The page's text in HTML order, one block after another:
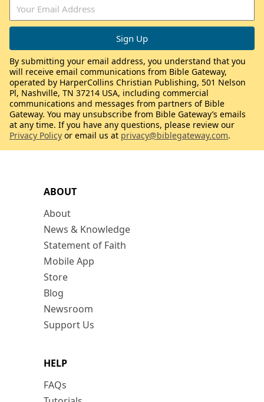
ABOUT
About
News & Knowledge
Statement of Faith
Mobile App
Store
Blog
Newsroom
Support Us
HELP
FAQs
By submitting your email address, you understand that you
will receive email communications from Bible Gateway,
operated by HarperCollins Christian Publishing, 501 Nelson
Pl, Nashville, TN 37214 USA, including commercial
communications and messages from partners of Bible
Gateway. You may unsubscribe from Bible Gateway’s emails
at any time. If you have any questions, please review our
Privacy Policy or email us at privacy@biblegateway.com.